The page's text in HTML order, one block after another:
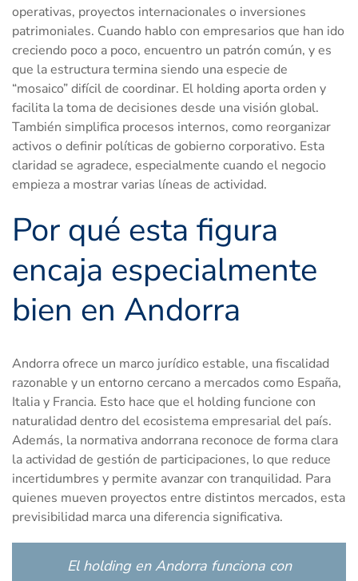
operativas, proyectos internacionales o inversiones
patrimoniales. Cuando hablo con empresarios que han ido
creciendo poco a poco, encuentro un patrón común, y es
que la estructura termina siendo una especie de
“mosaico” difícil de coordinar. El holding aporta orden y
facilita la toma de decisiones desde una visión global.
También simplifica procesos internos, como reorganizar
activos o definir políticas de gobierno corporativo. Esta
claridad se agradece, especialmente cuando el negocio
empieza a mostrar varias líneas de actividad.
Por qué esta figura
encaja especialmente
bien en Andorra
Andorra ofrece un marco jurídico estable, una fiscalidad
razonable y un entorno cercano a mercados como España,
Italia y Francia. Esto hace que el holding funcione con
naturalidad dentro del ecosistema empresarial del país.
Además, la normativa andorrana reconoce de forma clara
la actividad de gestión de participaciones, lo que reduce
incertidumbres y permite avanzar con tranquilidad. Para
quienes mueven proyectos entre distintos mercados, esta
previsibilidad marca una diferencia significativa.
El holding en Andorra funciona con